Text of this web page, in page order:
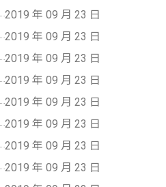
2019 年 09 月 23 日
2019 年 09 月 23 日
2019 年 09 月 23 日
2019 年 09 月 23 日
2019 年 09 月 23 日
2019 年 09 月 23 日
2019 年 09 月 23 日
2019 年 09 月 23 日